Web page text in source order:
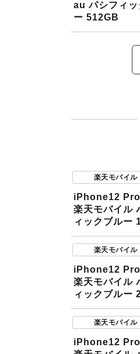
au パシフィッ
ー 512GB
楽天モバイル
iPhone12
楽天モバイル
ィックブルー
楽天モバイル
iPhone12
楽天モバイル
ィックブルー
楽天モバイル
iPhone12